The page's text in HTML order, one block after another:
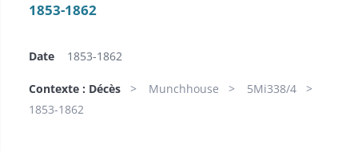
1853-1862
Date 1853-1862
Contexte : Décès Munchhouse
5Mi338/4
1853-1862